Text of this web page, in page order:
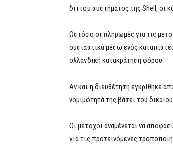
διττού συστήματος της Shell, οι
Ωστόσο οι πληρωμές για τις
ουσιαστικά μέσω ενός
ολλανδική κατακράτηση φόρου.
Αν και η διευθέτηση εγκρίθηκε
νομιμότητά της βάσει του
Οι μέτοχοι αναμένεται να
για τις προτεινόμενες